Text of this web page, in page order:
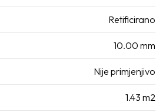
Retificirano
10.00 mm
Nije primjenjivo
1.43 m2